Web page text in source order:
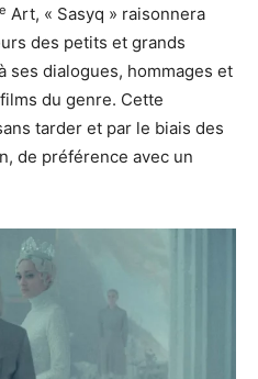
e Art, « Sasyq » raisonnera
des petits et grands
ses dialogues, hommages et
du genre. Cette
tarder et par le biais des
de préférence avec un